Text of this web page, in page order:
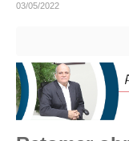
GALERIA EX-
ORGANOGRAMA
03/05/2022